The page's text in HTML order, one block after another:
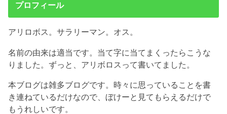
プロフィール
アリロボス。サラリーマン。オス。
名前の由来は適当です。当て字に当てまくったらこうな
りました。ずっと、アリボロスって書いてました。
本ブログは雑多ブログです。時々に思っていることを書
き連ねているだけなので、ぼけーと見てもらえるだけで
もうれしいです。